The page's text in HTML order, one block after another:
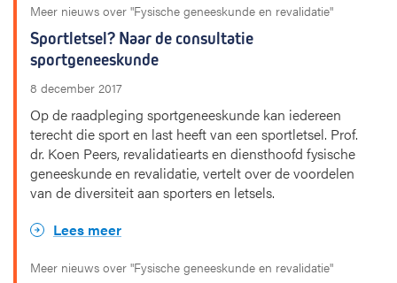
Meer nieuws over "Fysische geneeskunde en revalidatie"
Sportletsel? Naar de consultatie
sportgeneeskunde
8 december 2017
Op de raadpleging sportgeneeskunde kan iedereen
terecht die sport en last heeft van een sportletsel. Prof.
dr. Koen Peers, revalidatiearts en diensthoofd fysische
geneeskunde en revalidatie, vertelt over de voordelen
van de diversiteit aan sporters en letsels.
Lees meer
Meer nieuws over "Fysische geneeskunde en revalidatie"